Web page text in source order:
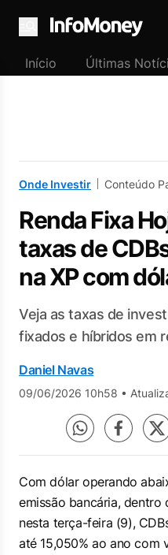
Menu
Início Últimas
Onde Investir Conteúdo
Renda Fixa
taxas de
na XP com
Veja as taxas de
fixados e híbridos em
Daniel Navas
09/06/2026 10h58 •
Com dólar operando
emissão bancária, dentro
nesta terça-feira (9),
até 15,050% ao ano com